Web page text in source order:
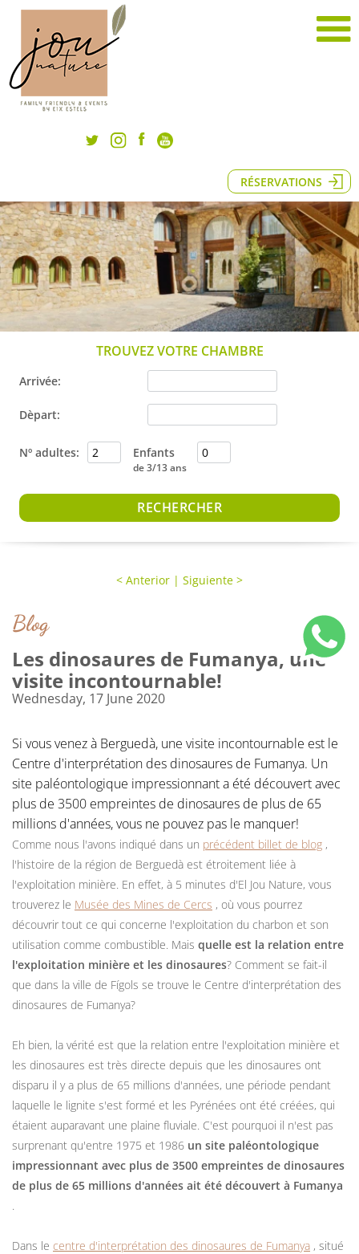
RÉSERVATIONS
TROUVEZ VOTRE CHAMBRE
Arrivée:
Dèpart:
Nº adultes: Enfants
de 3/13 ans
< Anterior | Siguiente >
Blog
Les dinosaures de Fumanya, une
visite incontournable!
Wednesday, 17 June 2020
Si vous venez à Berguedà, une visite incontournable est le
Centre d'interprétation des dinosaures de Fumanya. Un
site paléontologique impressionnant a été découvert avec
plus de 3500 empreintes de dinosaures de plus de 65
millions d'années, vous ne pouvez pas le manquer!
Comme nous l'avons indiqué dans un précédent billet de blog ,
l'histoire de la région de Berguedà est étroitement liée à
l'exploitation minière. En effet, à 5 minutes d'El Jou Nature, vous
trouverez le Musée des Mines de Cercs , où vous pourrez
découvrir tout ce qui concerne l'exploitation du charbon et son
utilisation comme combustible. Mais quelle est la relation entre
l'exploitation minière et les dinosaures? Comment se fait-il
que dans la ville de Fígols se trouve le Centre d'interprétation des
dinosaures de Fumanya?
Eh bien, la vérité est que la relation entre l'exploitation minière et
les dinosaures est très directe depuis que les dinosaures ont
disparu il y a plus de 65 millions d'années, une période pendant
laquelle le lignite s'est formé et les Pyrénées ont été créées, qui
étaient auparavant une plaine fluviale. C'est pourquoi il n'est pas
surprenant qu'entre 1975 et 1986 un site paléontologique
impressionnant avec plus de 3500 empreintes de dinosaures
de plus de 65 millions d'années ait été découvert à Fumanya
Dans le centre d'interprétation des dinosaures de Fumanya , situé